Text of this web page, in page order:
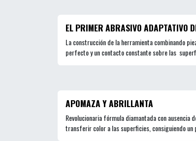
EL PRIMER ABRASIVO ADAPTATIVO
La construcción de la herramienta combinando
perfecto y un contacto constante sobre las
APOMAZA Y ABRILLANTA
Revolucionaria fórmula diamantada con ausencia
transferir color a las superficies, consiguiendo